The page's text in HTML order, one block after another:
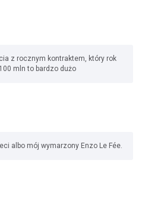
z rocznym kontraktem, który rok
mln to bardzo dużo
albo mój wymarzony Enzo Le Fée.